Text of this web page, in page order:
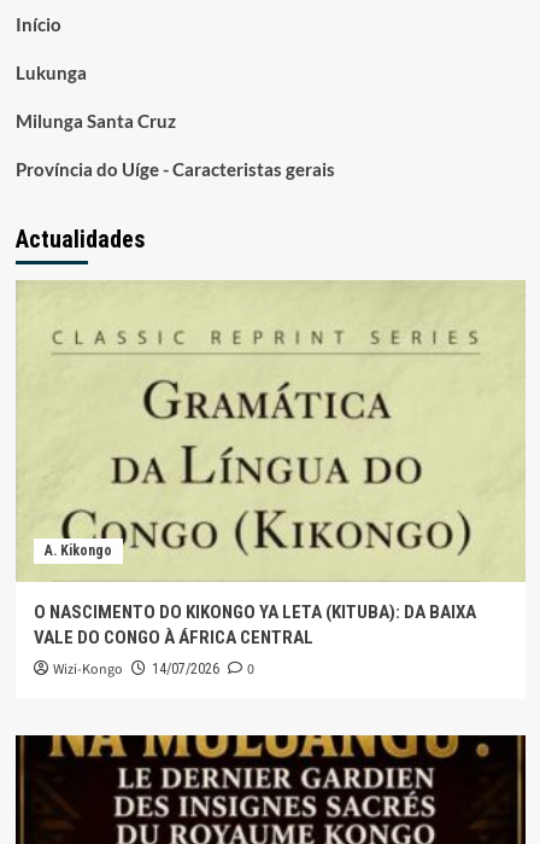
Início
Lukunga
Milunga Santa Cruz
Província do Uíge - Caracteristas gerais
Actualidades
A. Kikongo
O NASCIMENTO DO KIKONGO YA LETA (KITUBA): DA BAIXA
VALE DO CONGO À ÁFRICA CENTRAL
Wizi-Kongo 14/07/2026 0